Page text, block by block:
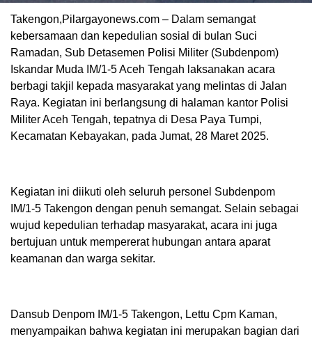
Takengon,Pilargayonews.com – Dalam semangat
kebersamaan dan kepedulian sosial di bulan Suci
Ramadan, Sub Detasemen Polisi Militer (Subdenpom)
Iskandar Muda IM/1-5 Aceh Tengah laksanakan acara
berbagi takjil kepada masyarakat yang melintas di Jalan
Raya. Kegiatan ini berlangsung di halaman kantor Polisi
Militer Aceh Tengah, tepatnya di Desa Paya Tumpi,
Kecamatan Kebayakan, pada Jumat, 28 Maret 2025.
Kegiatan ini diikuti oleh seluruh personel Subdenpom
IM/1-5 Takengon dengan penuh semangat. Selain sebagai
wujud kepedulian terhadap masyarakat, acara ini juga
bertujuan untuk mempererat hubungan antara aparat
keamanan dan warga sekitar.
Dansub Denpom IM/1-5 Takengon, Lettu Cpm Kaman,
menyampaikan bahwa kegiatan ini merupakan bagian dari